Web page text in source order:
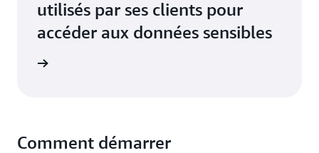
utilisés par ses clients pour
accéder aux données sensibles
Comment démarrer